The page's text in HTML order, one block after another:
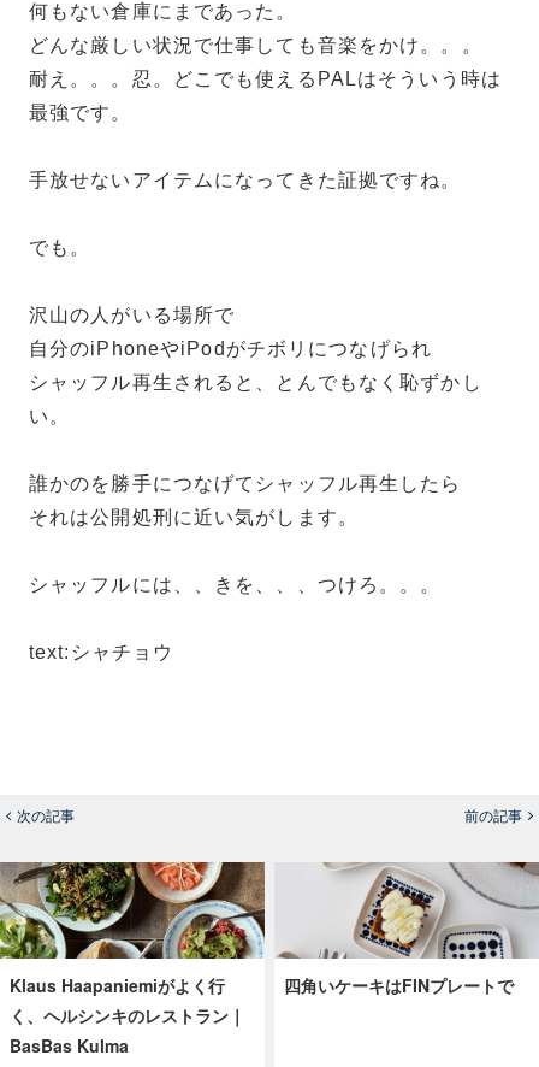
何もない倉庫にまであった。
どんな厳しい状況で仕事しても音楽をかけ。。。
耐え。。。忍。どこでも使えるPALはそういう時は
最強です。
手放せないアイテムになってきた証拠ですね。
でも。
沢山の人がいる場所で
自分のiPhoneやiPodがチボリにつなげられ
シャッフル再生されると、とんでもなく恥ずかし
い。
誰かのを勝手につなげてシャッフル再生したら
それは公開処刑に近い気がします。
シャッフルには、、きを、、、つけろ。。。
text:シャチョウ
次の記事 前の記事
Klaus Haapaniemiがよく行
く、ヘルシンキのレストラン｜
BasBas Kulma
四角いケーキはFINプレートで